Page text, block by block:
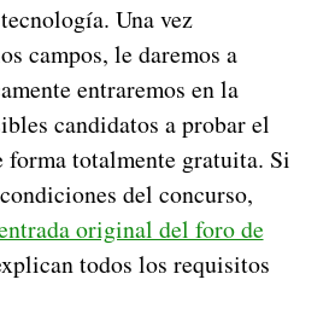
Una vez
campos, le daremos a
entraremos en la
candidatos a probar el
totalmente gratuita. Si
del concurso,
original del foro de
todos los requisitos